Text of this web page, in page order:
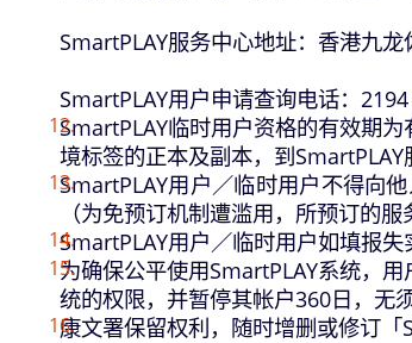
SmartPLAY服务中心地址：香港九
SmartPLAY用户申请查询电话：
SmartPLAY临时用户资格的有效期
境标签的正本及副本，到SmartPLAY
SmartPLAY用户／临时用户不得向
（为免预订机制遭滥用，所预订的
SmartPLAY用户／临时用户如填报
为确保公平使用SmartPLAY系统，
统的权限，并暂停其帐户360日，无
康文署保留权利，随时增删或修订「